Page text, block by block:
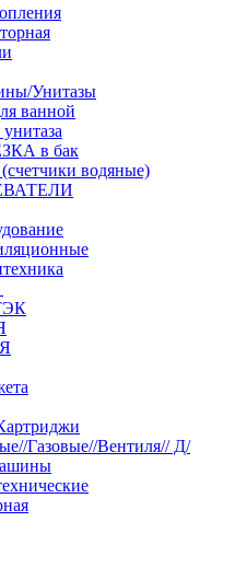
Унитазы
ванной
в бак
водяные)
Газовые//Вентиля// Д/